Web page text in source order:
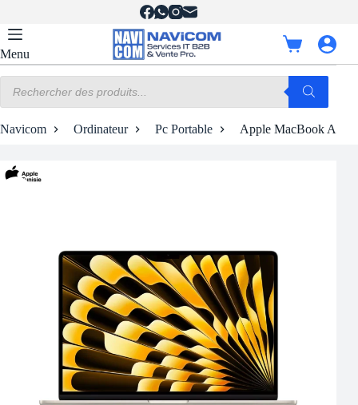
contenu
Menu
Panier
d’achat
produits
Navicom Ordinateur Pc Portable Apple MacBook Air